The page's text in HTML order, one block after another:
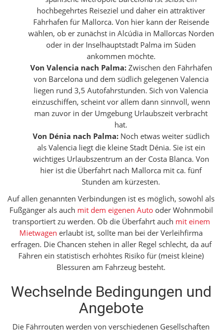
hochbegehrtes Reiseziel und daher ein attraktiver
Fährhafen für Mallorca. Von hier kann der Reisende
wählen, ob er zunächst in Alcúdia in Mallorcas Norden
oder in der Inselhauptstadt Palma im Süden
ankommen möchte.
Von Valencia nach Palma:Zwischen den Fährhäfen
von Barcelona und dem südlich gelegenen Valencia
liegen rund 3,5 Autofahrstunden. Sich von Valencia
einzuschiffen, scheint vor allem dann sinnvoll, wenn
man zuvor in der Umgebung Urlaubszeit verbracht
hat.
Von Dénia nach Palma:Noch etwas weiter südlich
als Valencia liegt die kleine Stadt Dénia. Sie ist ein
wichtiges Urlaubszentrum an der Costa Blanca. Von
hier ist die Überfahrt nach Mallorca mit ca. fünf
Stunden am kürzesten.
Auf allen genannten Verbindungen ist es möglich, sowohl als
Fußgänger als auch mit dem eigenen Autooder Wohnmobil
transportiert zu werden. Ob die Überfahrt auch mit einem
Mietwagen erlaubt ist, sollte man bei der Verleihfirma
erfragen. Die Chancen stehen in aller Regel schlecht, da auf
Fähren ein statistisch erhöhtes Risiko für (meist kleine)
Blessuren am Fahrzeug besteht.
Wechselnde Bedingungen und
Angebote
Die Fährrouten werden von verschiedenen Gesellschaften